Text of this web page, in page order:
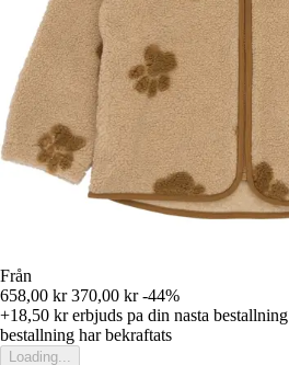
Från
658,00 kr 370,00 kr -44%
+18,50 krerbjuds pa din nasta bestallning
bestallning har bekraftats
Loading...